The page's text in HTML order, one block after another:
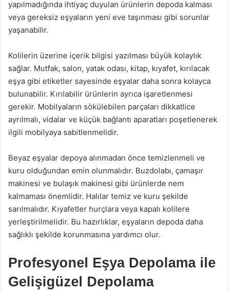
yapılmadığında ihtiyaç duyulan ürünlerin depoda kalması
veya gereksiz eşyaların yeni eve taşınması gibi sorunlar
yaşanabilir.
Kolilerin üzerine içerik bilgisi yazılması büyük kolaylık
sağlar. Mutfak, salon, yatak odası, kitap, kıyafet, kırılacak
eşya gibi etiketler sayesinde eşyalar daha sonra kolayca
bulunabilir. Kırılabilir ürünlerin ayrıca işaretlenmesi
gerekir. Mobilyaların sökülebilen parçaları dikkatlice
ayrılmalı, vidalar ve küçük bağlantı aparatları poşetlenerek
ilgili mobilyaya sabitlenmelidir.
Beyaz eşyalar depoya alınmadan önce temizlenmeli ve
kuru olduğundan emin olunmalıdır. Buzdolabı, çamaşır
makinesi ve bulaşık makinesi gibi ürünlerde nem
kalmaması önemlidir. Halılar temiz ve kuru şekilde
sarılmalıdır. Kıyafetler hurçlara veya kapalı kolilere
yerleştirilmelidir. Bu hazırlıklar, eşyaların depoda daha
sağlıklı şekilde korunmasına yardımcı olur.
Profesyonel Eşya Depolama ile
Gelişigüzel Depolama